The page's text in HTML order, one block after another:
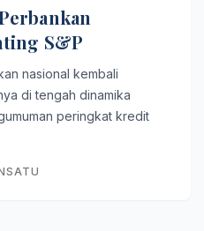
S&P
nasional kembali
di tengah dinamika
peringkat kredit